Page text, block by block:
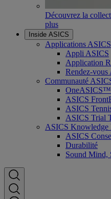
Découvrez la
plus
Inside ASICS
Applications ASICS
Appli ASICS
Application
Rendez-vous
Communauté
OneASICS™
ASICS
ASICS
ASICS Trial
ASICS Knowledge
ASICS
Durabilité
Sound Mind,